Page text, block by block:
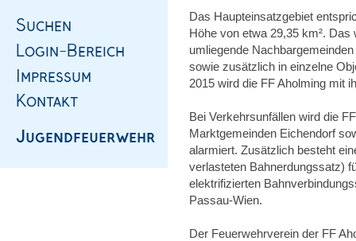
Das Haupteinsatzgebiet
Höhe von etwa 29,35 km².
umliegende
sowie zusätzlich in einzelne
2015 wird die FF Aholming mit
Bei Verkehrsunfällen wird die
Marktgemeinden Eichendorf
alarmiert. Zusätzlich besteht
verlasteten Bahnerdungssatz)
elektrifizierten
Passau-Wien.
Der Feuerwehrverein der FF